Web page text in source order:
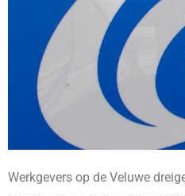
Werkgevers op de Veluwe